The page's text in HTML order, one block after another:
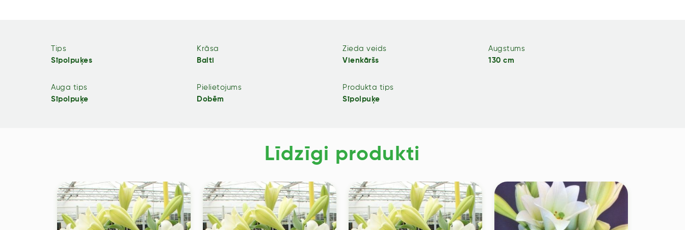
Tips
Sīpolpuķes
Krāsa
Balti
Zieda veids
Vienkāršs
Augstums
130 cm
Auga tips
Sīpolpuķe
Pielietojums
Dobēm
Produkta tips
Sīpolpuķe
Līdzīgi produkti